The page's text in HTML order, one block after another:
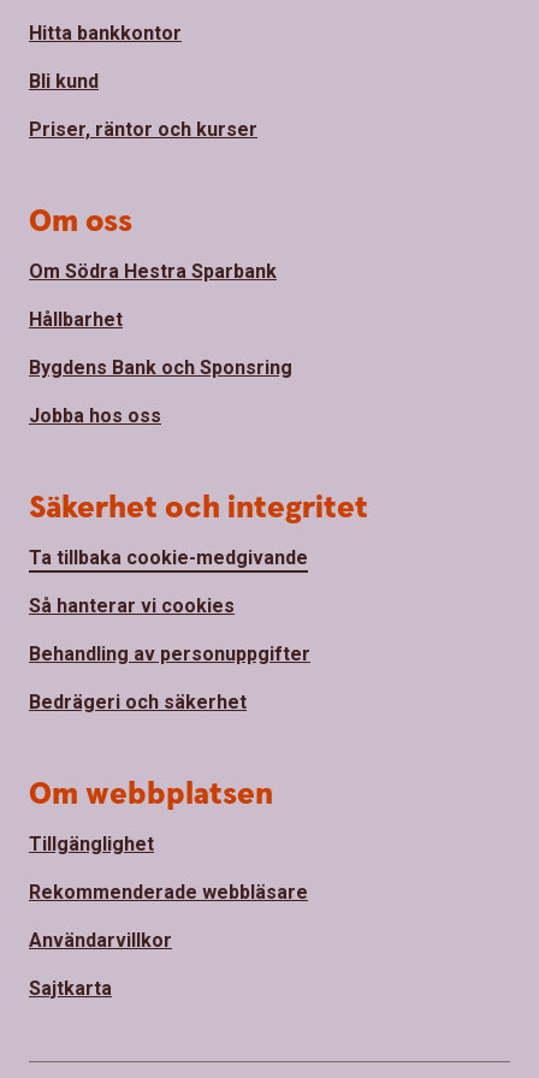
Hitta bankkontor
Bli kund
Priser, räntor och kurser
Om oss
Om Södra Hestra Sparbank
Hållbarhet
Bygdens Bank och Sponsring
Jobba hos oss
Säkerhet och integritet
Ta tillbaka cookie-medgivande
Så hanterar vi cookies
Behandling av personuppgifter
Bedrägeri och säkerhet
Om webbplatsen
Tillgänglighet
Rekommenderade webbläsare
Användarvillkor
Sajtkarta